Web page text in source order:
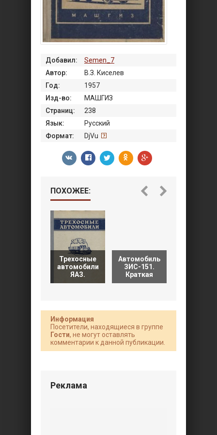
Добавил:
Semen_7
Автор:
В.З. Киселев
Год:
1957
Изд-во:
МАШГИЗ
Страниц:
238
Язык:
Русский
Формат:
DjVu
ПОХОЖЕЕ:
Трехосные
автомобили
ЯАЗ.
Автомобиль
ЗИС-151.
Краткая
Информация
Посетители, находящиеся в группе
Гости, не могут оставлять
комментарии к данной публикации.
Реклама